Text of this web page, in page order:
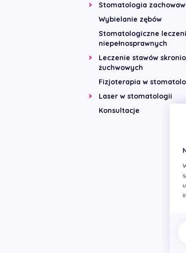
Stomatologia
Wybielanie zębów
Stomatologiczne
niepełnosprawnych
Leczenie stawów
żuchwowych
Fizjoterapia w
Laser w stomatologii
Konsultacje